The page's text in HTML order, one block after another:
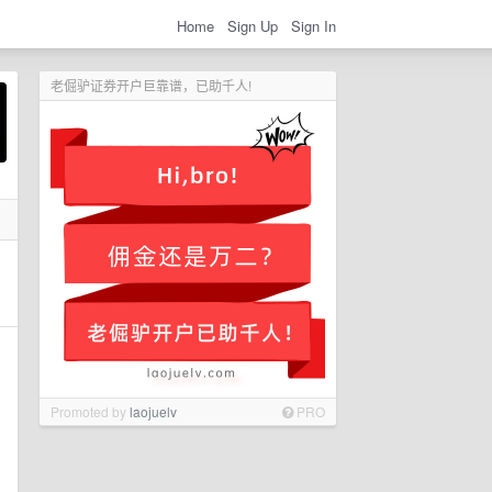
Home Sign Up Sign In
老倔驴证券开户巨靠谱，已助千人!
Promoted bylaojuelv PRO